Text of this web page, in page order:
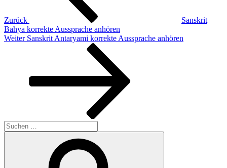
Zurück
Sanskrit
Bahya korrekte Aussprache anhören
Nächster
Weiter Sanskrit Antaryami korrekte Aussprache anhören
Suchen
nach: